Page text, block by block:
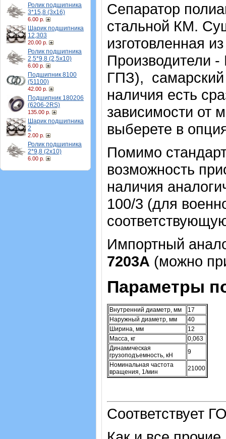
Ролик подшипника
3*15,8 (3х16)
6.00 р.
Шарик подшипника
12,303
20.00 р.
Ролик подшипника
2,5*9,8 (2,5х10)
6.00 р.
Подшипник 8100
(51100)
42.00 р.
Подшипник 180206
(6206-2RS)
135.00 р.
Шарик подшипника
2
2.00 р.
Ролик подшипника
2*9,8 (2х10)
6.00 р.
Сепаратор
стальной КМ.
изготовленная
Производители
ГПЗ),
наличия есть
зависимости от
выберете в
Помимо
возможность
наличия
100/3 (для
Импортный
7203А (можно
Параметры
Внутренний диаметр, мм
17
Наружный диаметр, мм
40
Ширина, мм
12
Масса, кг
0,063
Динамическая
грузоподъемность, кН
9
Номинальная частота
вращения, 1/мин
21000
Соответствует